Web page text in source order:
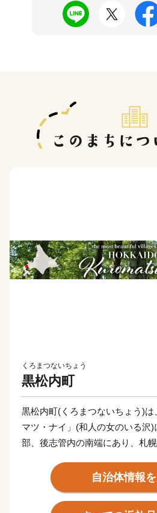
くろまつないちょう
黒松内町
黒松内町(くろまつないちょう)は
マツ・ナイ」(和人の女のいる沢
部、後志管内の南端にあり、札
直接海岸に接することがない特
すが、黒松内岳からは日本海と
自治体情報